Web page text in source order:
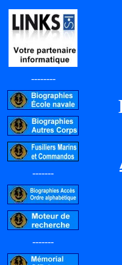
--------
-------
-------